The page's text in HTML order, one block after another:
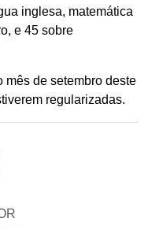
inglesa, matemática
e 45 sobre
mês de setembro deste
regularizadas.